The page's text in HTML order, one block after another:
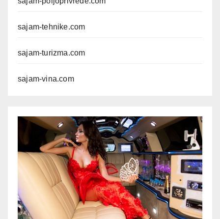
sajam-tehnike.com
sajam-turizma.com
sajam-vina.com